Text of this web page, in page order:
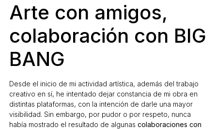
Arte con amigos,
colaboración con BIG
BANG
Desde el inicio de mi actividad artística, además del trabajo
creativo en sí, he intentado dejar constancia de mi obra en
distintas plataformas, con la intención de darle una mayor
visibilidad. Sin embargo, por pudor o por respeto, nunca
había mostrado el resultado de algunas colaboraciones con